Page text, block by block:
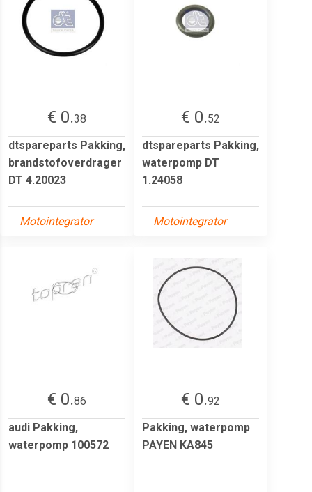
€ 0.38
dtspareparts Pakking,
brandstofoverdrager
DT 4.20023
Motointegrator
€ 0.52
dtspareparts Pakking,
waterpomp DT
1.24058
Motointegrator
€ 0.86
audi Pakking,
waterpomp 100572
€ 0.92
Pakking, waterpomp
PAYEN KA845